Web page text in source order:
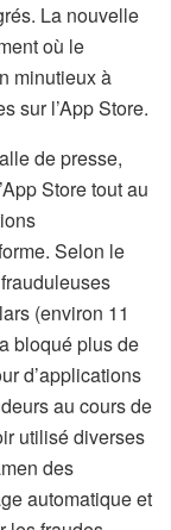
La nouvelle
où le
minutieux à
sur l’App Store.
de presse,
Store tout au
Selon le
(environ 11
bloqué plus de
d’applications
au cours de
utilisé diverses
des
automatique et